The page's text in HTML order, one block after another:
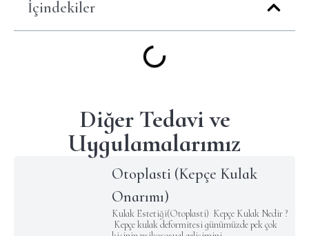
İçindekiler
Diğer Tedavi ve
Uygulamalarımız
Otoplasti (Kepçe Kulak
Onarımı)
Kulak Estetiği(Otoplasti) Kepçe Kulak Nedir ?
Kepçe kulak deformitesi günümüzde pek çok